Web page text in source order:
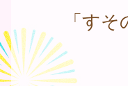
「す